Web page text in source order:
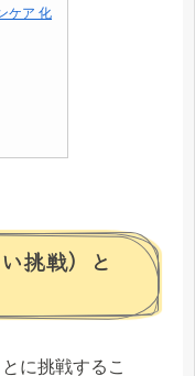
ケア 化
挑戦）と
に挑戦するこ